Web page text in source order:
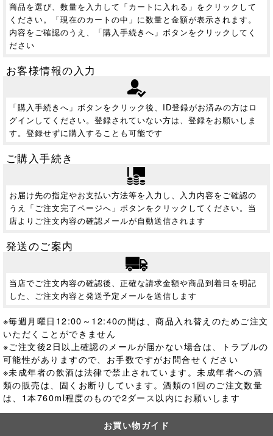
商品を選び、数量を入力して「カートに入れる」をクリックして
ください。「現在のカートの中」に数量と金額が表示されます。
内容をご確認のうえ、「購入手続きへ」ボタンをクリックしてく
ださい
お客様情報の入力
「購入手続きへ」ボタンをクリック後、ID登録がお済みの方はロ
グインしてください。登録されていない方は、登録をお願いしま
す。登録せずに購入することも可能です
ご購入手続き
お届け先の指定やお支払い方法等を入力し、入力内容をご確認の
うえ「ご注文完了ページへ」ボタンをクリックしてください。当
店よりご注文内容の確認メールが自動送信されます
発送のご案内
当店でご注文内容の確認後、正確な請求金額や商品到着日を明記
した、ご注文内容と発送予定メールを送信します
※毎週月曜日12:00～12:40の間は、商品入れ替えのためご注文
いただくことができません
※ご注文後2日以上確認のメールが届かない場合は、トラブルの
可能性がありますので、お手数ですがお問合せください
※未成年者の飲酒は法律で禁止されています。未成年者への酒
類の販売は、固くお断りしています。酒類の1回のご注文数量
は、1本760ml程度のもので2ダース以内にお願いします
お買い物ガイド